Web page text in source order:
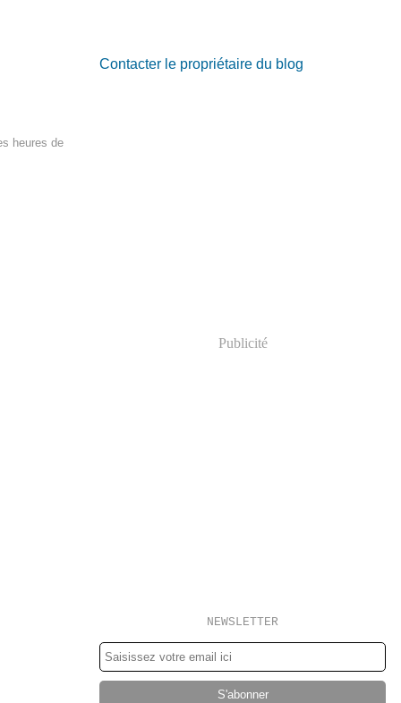
heures de
Contacter le propriétaire du blog
Publicité
NEWSLETTER